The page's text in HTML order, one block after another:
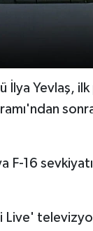
İlya Yevlaş, ilk
F-16
Live'